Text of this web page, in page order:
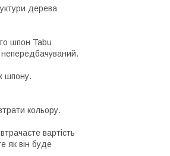
дерева
шпон Tabu
шпону.
кольору.
вартість
як він буде